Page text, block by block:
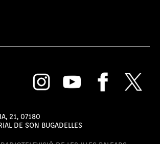
21, 07180
DE SON BUGADELLES